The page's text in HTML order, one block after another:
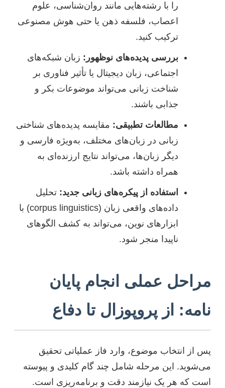
را با رشته‌هایی مانند روان‌شناسی، علوم
اعصاب، فلسفه ذهن یا حتی هوش مصنوعی
ترکیب کنید.
بررسی پدیده‌های نوظهور: زبان شبکه‌های
اجتماعی، زبان دیجیتال یا تأثیر فناوری بر
شناخت زبانی می‌تواند موضوعات بکر و
جذابی باشند.
مطالعات تطبیقی: مقایسه پدیده‌های شناختی
زبانی در زبان‌های مختلف، به‌ویژه فارسی و
دیگر زبان‌ها، می‌تواند نتایج ارزنده‌ای به
همراه داشته باشد.
استفاده از پیکره‌های زبانی جدید: تحلیل
داده‌های واقعی زبان (corpus linguistics) با
ابزارهای نوین، می‌تواند به کشف الگوهای
ناپیدا منجر شود.
مراحل عملی انجام پایان
نامه: از پروپوزال تا دفاع
پس از انتخاب موضوع، وارد فاز عملیاتی تحقیق
می‌شوید. این مرحله شامل چند گام کلیدی و پیوسته
است که هر یک نیازمند دقت و برنامه‌ریزی است.